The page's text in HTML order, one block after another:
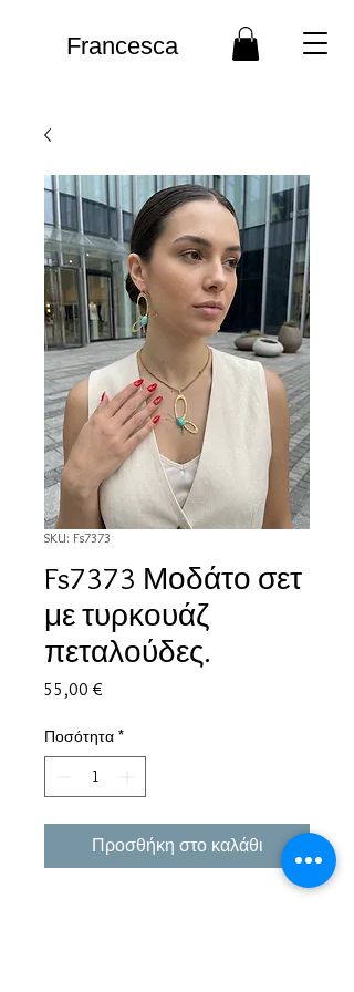
Francesca
SKU: Fs7373
Fs7373 Μοδάτο σετ
με τυρκουάζ
πεταλούδες.
55,00 €
Ποσότητα *
Προσθήκη στο καλάθι